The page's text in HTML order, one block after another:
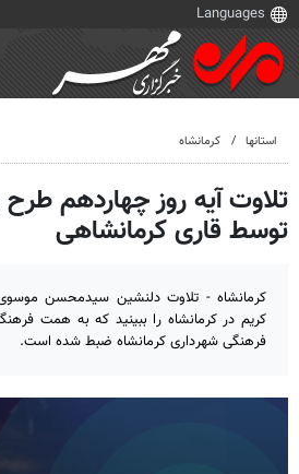
استانها کرمانشاه
تلاوت آیه روز چهاردهم طرح
توسط قاری کرمانشاهی
کرمانشاه - تلاوت دلنشین سیدمحسن موسوی
کریم در کرمانشاه را ببینید که به همت
فرهنگی شهرداری کرمانشاه ضبط شده است.